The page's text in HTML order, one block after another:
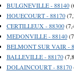
BULGNEVILLE - 88140
HOUECOURT - 88170
CERTILLEUX - 88300
MEDONVILLE - 88140
BELMONT SUR VAIR -
BALLEVILLE - 88170
DOLAINCOURT - 88170